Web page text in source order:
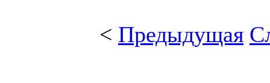
< Предыдущая